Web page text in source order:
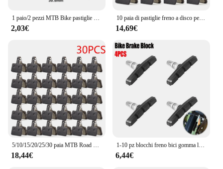
2,03€
10 paia di pastiglie freno a disco per bicicletta in resina per Shimano B01S MT200 M400 MT500 M315 M525 M475 M495 M515 M975 M355 M375 MTB Bike Part
14,69€
18,44€
1-10 pz blocchi freno bici gomma leggera MTB Mountain Road bicicletta ciclismo V-Brake scarpe pastiglie Mute accessori per biciclette
6,44€